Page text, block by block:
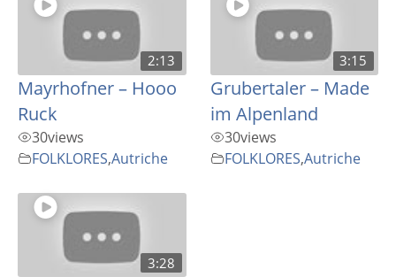
2:13
Mayrhofner – Hooo
Ruck
30views
FOLKLORES,Autriche
3:15
Grubertaler – Made
im Alpenland
30views
FOLKLORES,Autriche
3:28